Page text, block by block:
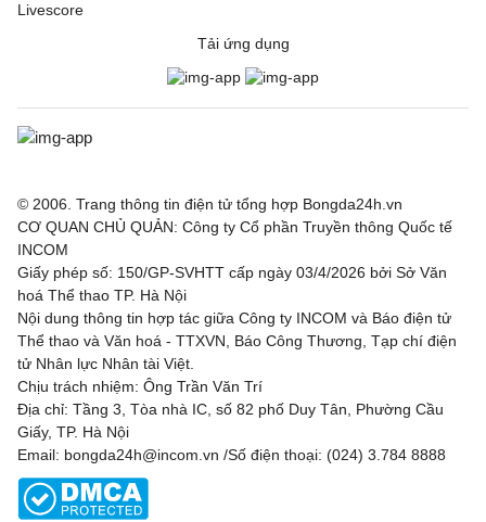
Livescore
Tải ứng dụng
© 2006. Trang thông tin điện tử tổng hợp Bongda24h.vn
CƠ QUAN CHỦ QUẢN: Công ty Cổ phần Truyền thông Quốc tế
INCOM
Giấy phép số: 150/GP-SVHTT cấp ngày 03/4/2026 bởi Sở Văn
hoá Thể thao TP. Hà Nội
Nội dung thông tin hợp tác giữa Công ty INCOM và Báo điện tử
Thể thao và Văn hoá - TTXVN, Báo Công Thương, Tạp chí điện
tử Nhân lực Nhân tài Việt.
Chịu trách nhiệm: Ông Trần Văn Trí
Địa chỉ: Tầng 3, Tòa nhà IC, số 82 phố Duy Tân, Phường Cầu
Giấy, TP. Hà Nội
Email: bongda24h@incom.vn /Số điện thoại: (024) 3.784 8888